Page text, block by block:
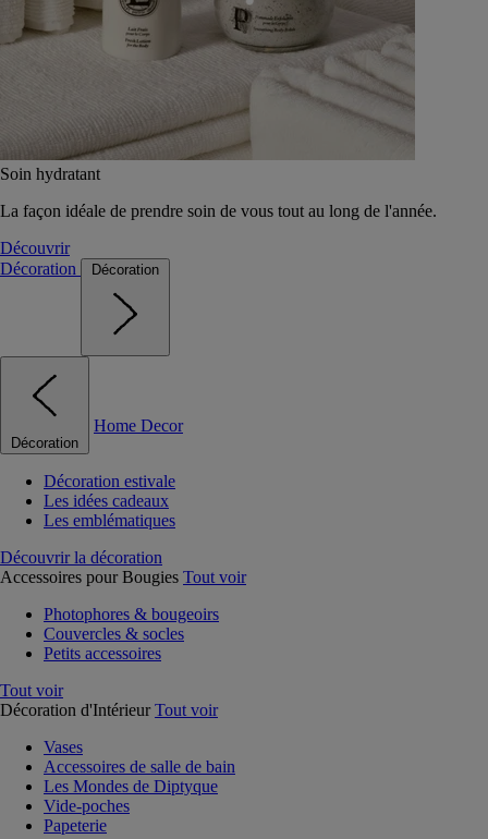
Soin hydratant
La façon idéale de prendre soin de vous tout au long de l'année.
Découvrir
Décoration
Décoration
Décoration
Home Decor
Décoration estivale
Les idées cadeaux
Les emblématiques
Découvrir la décoration
Accessoires pour Bougies Tout voir
Photophores & bougeoirs
Couvercles & socles
Petits accessoires
Tout voir
Décoration d'Intérieur Tout voir
Vases
Accessoires de salle de bain
Les Mondes de Diptyque
Vide-poches
Papeterie